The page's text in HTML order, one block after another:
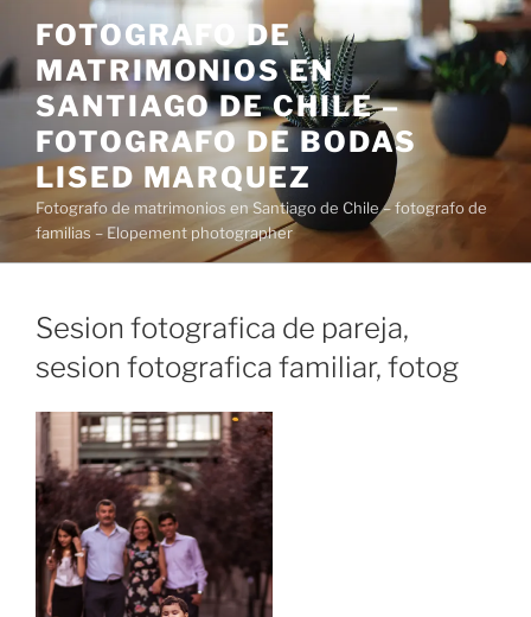
contenido
FOTOGRAFO DE
MATRIMONIOS EN
SANTIAGO DE CHILE –
FOTOGRAFO DE BODAS
LISED MARQUEZ
Fotografo de matrimonios en Santiago de Chile – fotografo de
familias – Elopement photographer
Sesion fotografica de pareja,
sesion fotografica familiar, fotog